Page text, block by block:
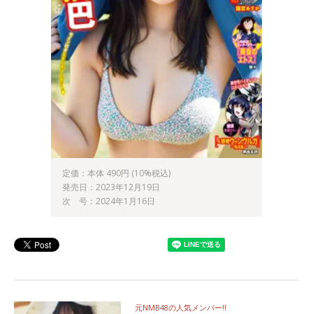
定価：本体 490円 (10%税込)
発売日：2023年12月19日
次 号：2024年1月16日
元NMB48の人気メンバー‼